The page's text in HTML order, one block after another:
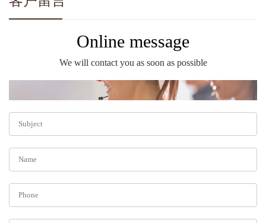
Online message
We will contact you as soon as possible